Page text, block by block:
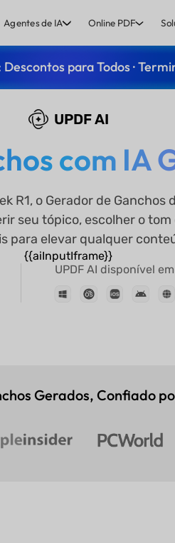
Agentes de IA Online PDF
Descontos para Todos ·
UPDF AI
com IA
R1, o Gerador de
seu tópico, escolher o
para elevar qualquer
{{aiInputIframe}}
UPDF AI disponível em
Gerados, Confiado